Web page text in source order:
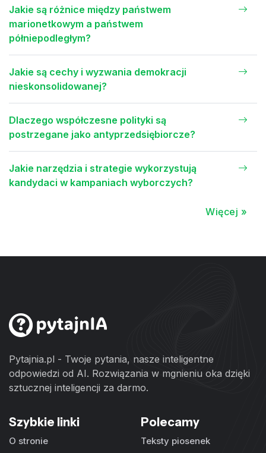
Jakie są różnice między państwem
marionetkowym a państwem
półniepodległym?
Jakie są cechy i wyzwania demokracji
nieskonsolidowanej?
Dlaczego współczesne polityki są
postrzegane jako antyprzedsiębiorcze?
Jakie narzędzia i strategie wykorzystują
kandydaci w kampaniach wyborczych?
Więcej »
Pytajnia.pl - Twoje pytania, nasze inteligentne
odpowiedzi od AI. Rozwiązania w mgnieniu oka dzięki
sztucznej inteligencji za darmo.
Szybkie linki
O stronie
Polecamy
Teksty piosenek